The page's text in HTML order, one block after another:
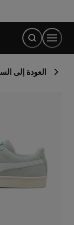
Content
العودة إلى